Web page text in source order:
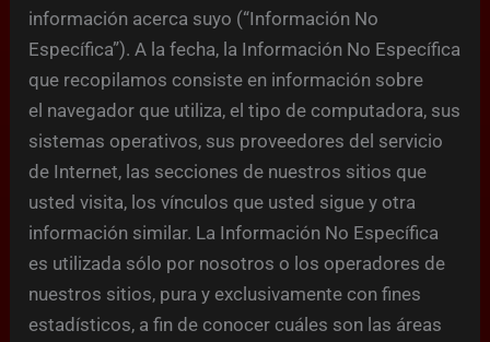
información acerca suyo (“Información No
Específica”). A la fecha, la Información No Específica
que recopilamos consiste en información sobre
el navegador que utiliza, el tipo de computadora, sus
sistemas operativos, sus proveedores del servicio
de Internet, las secciones de nuestros sitios que
usted visita, los vínculos que usted sigue y otra
información similar. La Información No Específica
es utilizada sólo por nosotros o los operadores de
nuestros sitios, pura y exclusivamente con fines
estadísticos, a fin de conocer cuáles son las áreas